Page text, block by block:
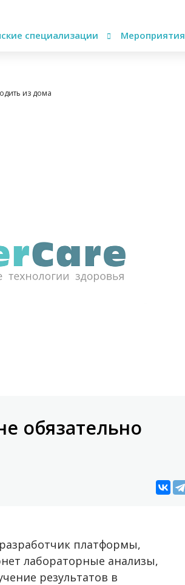
специализации Мероприятия
из дома
обязательно
платформы,
лабораторные анализы,
результатов в